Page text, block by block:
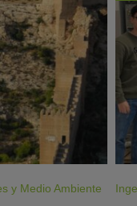
y Medio Ambiente